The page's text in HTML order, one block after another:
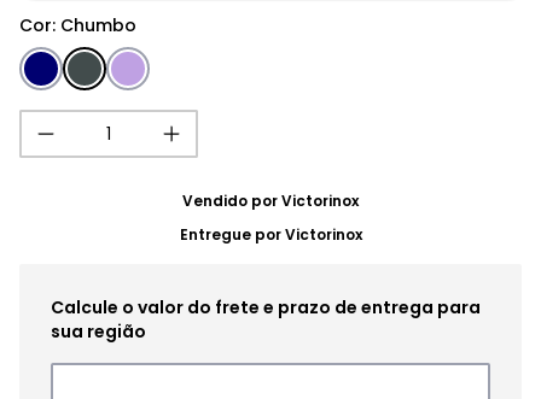
Cor: Chumbo
Vendido porVictorinox
Entregue porVictorinox